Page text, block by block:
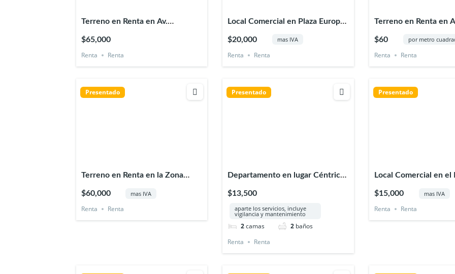
Terreno en Renta en Av.
Veracruz
$65,000
Renta Renta
Local Comercial en Plaza Europa
$20,000 mas IVA
Renta Renta
Terreno en Renta en
$60 por metro
Renta Renta
Presentado
Terreno en Renta en la Zona
Norte de Xalapa Veracruz
$60,000 mas IVA
Renta Renta
Presentado
Departamento en lugar Céntrico
de Xalapa Veracruz
$13,500
aparte los servicios, incluye
vigilancia y mantenimiento
2 camas 2 baños
Renta
Renta
Presentado
Local Comercial en el
Tanos en Xalapa
$15,000 mas IVA
Renta Renta